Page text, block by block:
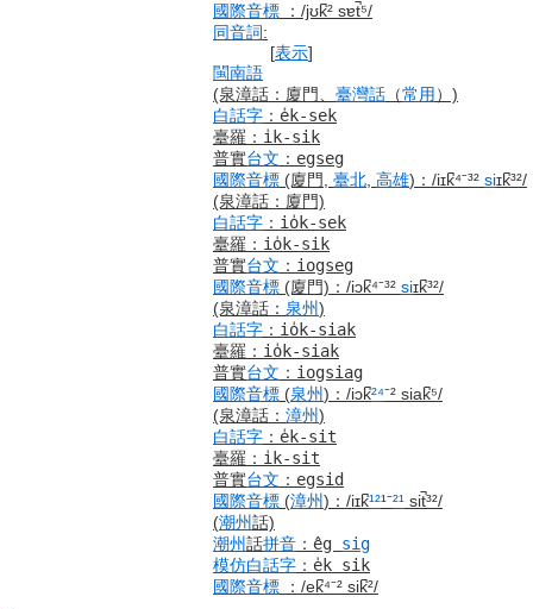
國際音標
： /jʊk̚² sɐt̚⁵/
同音詞:
[表示]
閩南語
(泉漳話：廈門、 臺灣話 （常用 ）)
白話字 ： e̍k-sek
臺羅 ： i̍k-sik
普實台文 ： egseg
國際音標 (廈門, 臺北 高雄) ： /iɪk̚⁴⁻³² siɪk̚³²/
(泉漳話：廈門)
白話字 ： io̍k-sek
臺羅 ： io̍k-sik
普實台文 ： iogseg
國際音標 (廈門) ： /iɔk̚⁴⁻³² siɪk̚³²/
(泉漳話： 泉州)
白話字 ： io̍k-siak
臺羅 ： io̍k-siak
普實台文 ： iogsiag
國際音標 (泉州) ： /iɔk̚²⁴⁻² siak̚⁵/
(泉漳話： 漳州)
白話字 ： e̍k-sit
臺羅 ： i̍k-sit
普實台文 ： egsid
國際音標 (漳州) ： /iɪk̚¹²¹⁻²¹ sit̚³²/
(潮州話)
潮州話拼音 ： êg sig
模仿白話字 ： e̍k sik
國際音標
： /ek̚⁴⁻² sik̚²/